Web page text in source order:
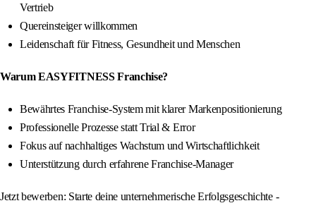
Vertrieb
Quereinsteiger willkommen
Leidenschaft für Fitness, Gesundheit und Menschen
Warum EASYFITNESS Franchise?
Bewährtes Franchise-System mit klarer Markenpositionierung
Professionelle Prozesse statt Trial & Error
Fokus auf nachhaltiges Wachstum und Wirtschaftlichkeit
Unterstützung durch erfahrene Franchise-Manager
Jetzt bewerben: Starte deine unternehmerische Erfolgsgeschichte -